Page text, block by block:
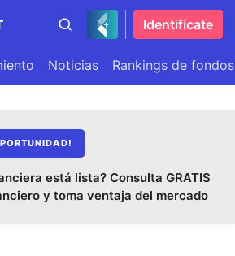
Identifícate
Noticias Rankings de fondos
está lista? Consulta GRATIS
y toma ventaja del mercado